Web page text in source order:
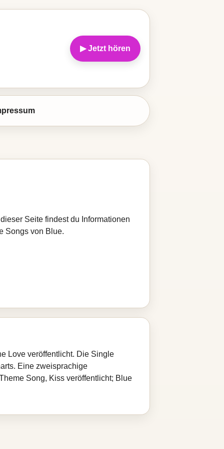
▶ Jetzt hören
Seite findest du Informationen
Songs von Blue.
Love veröffentlicht. Die Single
Eine zweisprachige
Song, Kiss veröffentlicht; Blue